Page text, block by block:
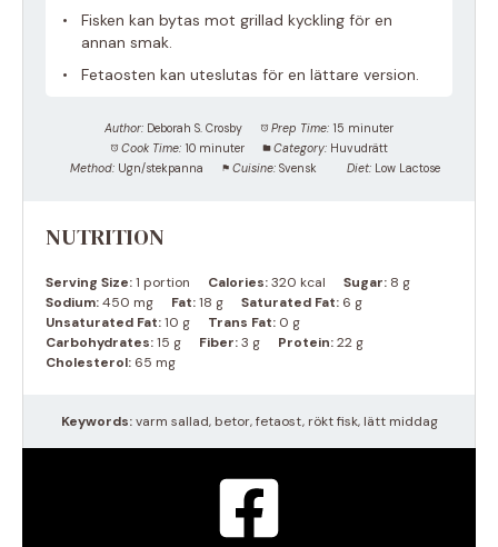
Fisken kan bytas mot grillad kyckling för en
annan smak.
Fetaosten kan uteslutas för en lättare version.
Author: Deborah S. Crosby Prep Time: 15 minuter
Cook Time: 10 minuter Category: Huvudrätt
Method: Ugn/stekpanna Cuisine: Svensk Diet: Low Lactose
NUTRITION
Serving Size:1 portion Calories:320 kcal Sugar: 8 g
Sodium:450 mg Fat:18 g Saturated Fat: 6 g
Unsaturated Fat:10 g Trans Fat: 0 g
Carbohydrates:15 g Fiber:3 g Protein:22 g
Cholesterol: 65 mg
Keywords:varm sallad, betor, fetaost, rökt fisk, lätt middag